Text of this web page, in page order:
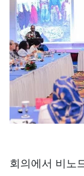
회의에서 비노